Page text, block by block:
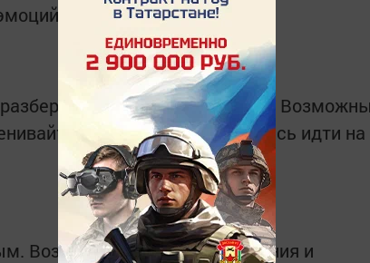
в давней ситуации.
на мелочи. Старайтесь идти на
Возможны новые предложения и